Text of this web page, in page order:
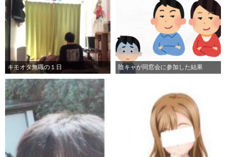
キモオタ無職の１日 陰キャが同窓会に参加した結果